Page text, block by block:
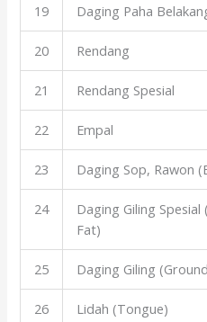
19 Daging Paha
20 Rendang
21 Rendang Spesial
22 Empal
23 Daging Sop, Rawon
24
Daging Giling
Fat)
25 Daging Giling
26 Lidah (Tongue)